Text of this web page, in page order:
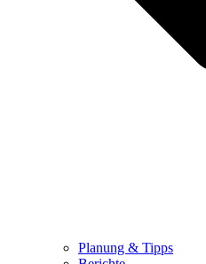
Planung & Tipps